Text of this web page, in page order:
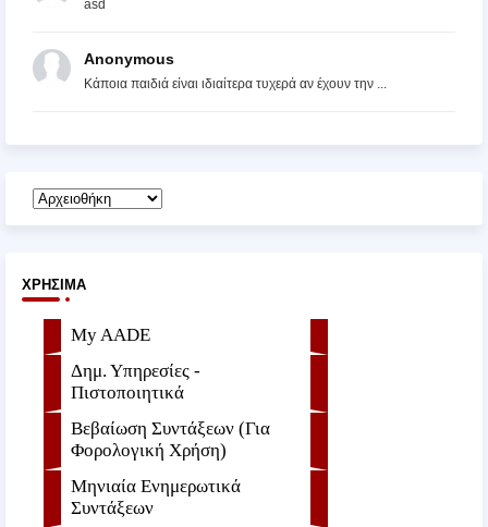
asd
Anonymous
Κάποια παιδιά είναι ιδιαίτερα τυχερά αν έχουν την ...
ΧΡΉΣΙΜΑ
My AADE
Δημ. Υπηρεσίες -
Πιστοποιητικά
Βεβαίωση Συντάξεων (Για
Φορολογική Χρήση)
Μηνιαία Ενημερωτικά
Συντάξεων